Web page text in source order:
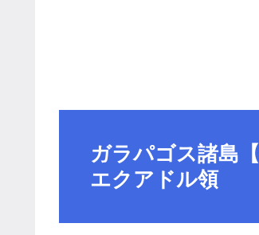
ガラパゴス諸島
エクアドル領